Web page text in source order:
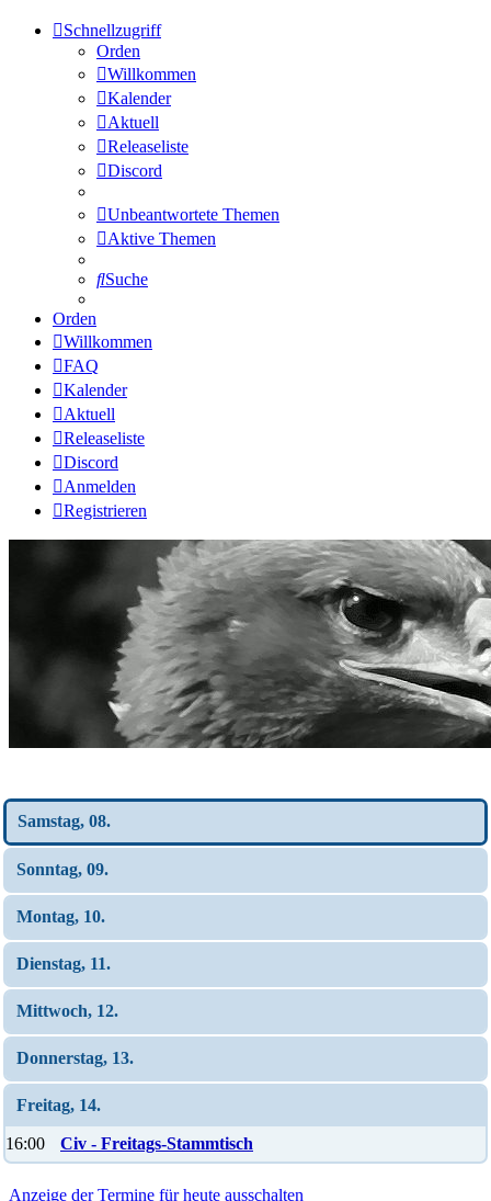
Schnellzugriff
Orden
Willkommen
Kalender
Aktuell
Releaseliste
Discord
Unbeantwortete Themen
Aktive Themen
Suche
Orden
Willkommen
FAQ
Kalender
Aktuell
Releaseliste
Discord
Anmelden
Registrieren
Samstag, 08.
Sonntag, 09.
Montag, 10.
Dienstag, 11.
Mittwoch, 12.
Donnerstag, 13.
Freitag, 14.
16:00 Civ - Freitags-Stammtisch
Anzeige der Termine für heute ausschalten